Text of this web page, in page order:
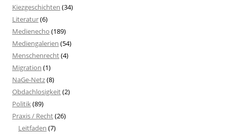
Kiezgeschichten (34)
Literatur(6)
Medienecho (189)
Mediengalerien (54)
Menschenrecht(4)
Migration (1)
NaGe-Netz(8)
Obdachlosigkeit(2)
Politik(89)
Praxis / Recht(26)
Leitfaden (7)